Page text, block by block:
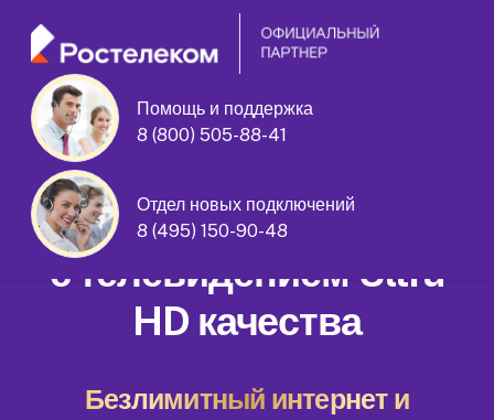
Помощь и поддержка
8 (800) 505-88-41
Отдел новых подключений
8 (495) 150-90-48
Гарибальди улица дом 13 корпус 1
Домашний интернет
с телевидением Ultra
HD качества
Безлимитный интернет и